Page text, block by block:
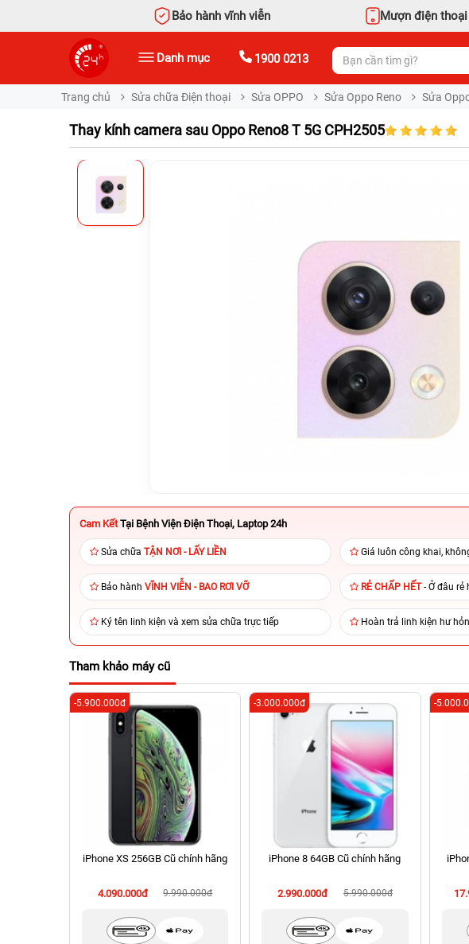
Bảo hành vĩnh viễn Mượn điện
Danh mục 1900 0213
Trang chủ Sửa chữa Điện thoại Sửa OPPO Sửa Oppo Reno Sửa
Thay kính camera sau Oppo Reno8 T 5G CPH2505
Cam Kết Tại Bệnh Viện Điện Thoại, Laptop 24h
Sửa chữa TẬN NƠI - LẤY LIỀN Giá luôn công khai,
Bảo hành VĨNH VIỄN - BAO RƠI VỠ RẺ CHẤP HẾT- Ở đâu rẻ
Ký tên linh kiện và xem sửa chữa trực tiếp Hoàn trả linh kiện hư
Tham khảo máy cũ
iPhone XS 256GB Cũ chính hãng
4.090.000đ 9.990.000đ
-5.900.000đ
iPhone 8 64GB Cũ chính hãng
2.990.000đ 5.990.000đ
-3.000.000đ -